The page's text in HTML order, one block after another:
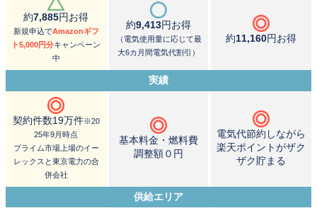
実績
供給エリア
約7,885円お得
新規申込でAmazonギフ
ト5,000円分キャンペーン
中
契約件数19万件※20
25年9月時点
プライム市場上場のイー
レックスと東京電力の合
併会社
約9,413円お得
（電気使用量に応じて最
大6カ月間電気代割引）
基本料金・燃料費
調整額０円
約11,160円お得
電気代節約しながら
楽天ポイントがザク
ザク貯まる